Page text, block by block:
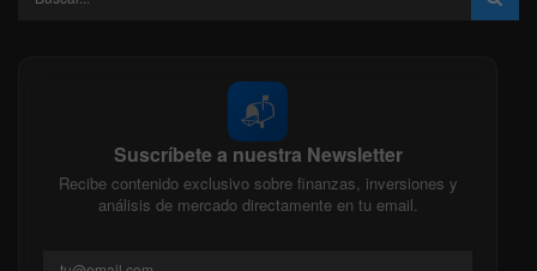
📬
Suscríbete a nuestra Newsletter
Recibe contenido exclusivo sobre finanzas, inversiones y
análisis de mercado directamente en tu email.